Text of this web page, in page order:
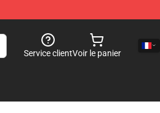
Service clientVoir le panier